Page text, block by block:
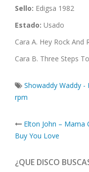
Sello: Edigsa 1982
Estado: Usado
Cara A. Hey Rock And
Cara B. Three Steps
Showaddy Waddy -
rpm
Post
navigation
Elton John – Mama
Buy You Love
¿QUE DISCO